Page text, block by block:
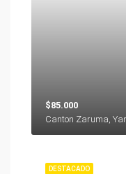
$85.000
DESTACADO